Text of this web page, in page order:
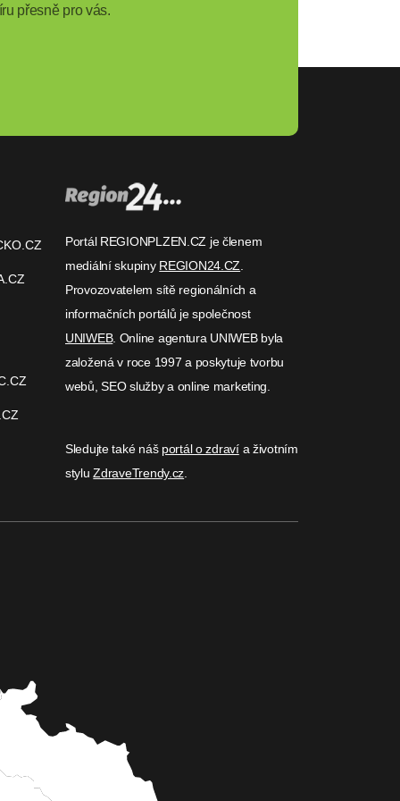
přesně pro vás.
Portál REGIONPLZEN.CZ je členem
mediální skupiny REGION24.CZ.
Provozovatelem sítě regionálních a
informačních portálů je společnost
UNIWEB. Online agentura UNIWEB byla
založená v roce 1997 a poskytuje tvorbu
webů, SEO služby a online marketing.
Sledujte také náš portál o zdravía životním
styluZdraveTrendy.cz.